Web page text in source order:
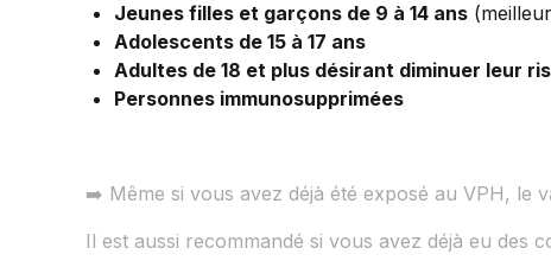
Jeunes filles et garçons de 9 à 14 ans
Adolescents de 15 à 17 ans
Adultes de 18 et plus désirant diminuer leur
Personnes immunosupprimées
➡️ Même si vous avez déjà été exposé au VPH, le
Il est aussi recommandé si vous avez déjà eu des